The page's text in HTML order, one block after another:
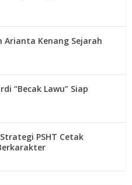
Arianta Kenang Sejarah
“Becak Lawu” Siap
PSHT Cetak